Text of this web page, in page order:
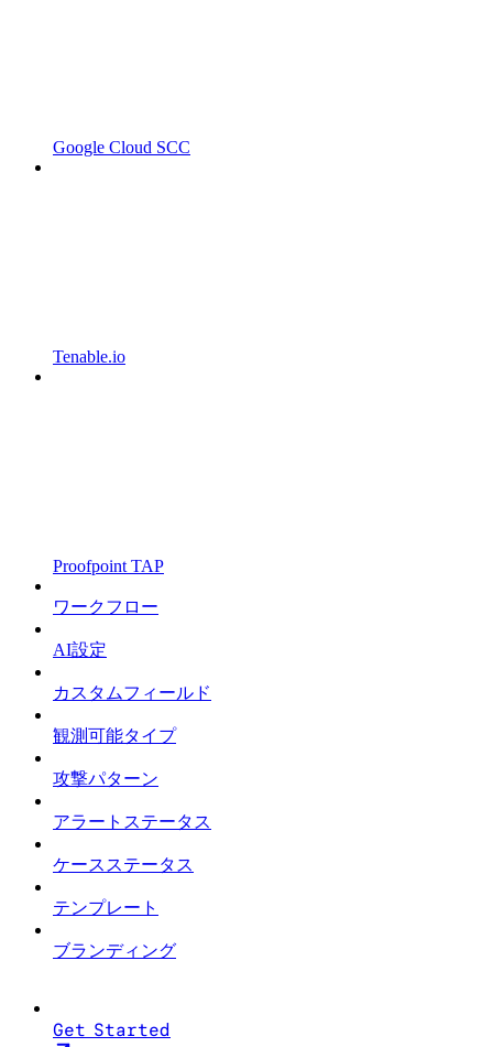
Google Cloud SCC
Tenable.io
Proofpoint TAP
ワークフロー
AI設定
カスタムフィールド
観測可能タイプ
攻撃パターン
アラートステータス
ケースステータス
テンプレート
ブランディング
Get Started